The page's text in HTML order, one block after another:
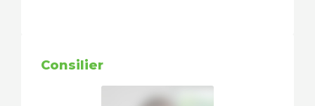
Consilier